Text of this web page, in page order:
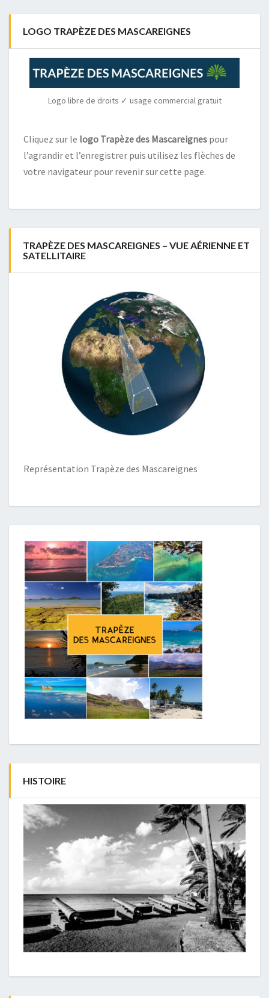
LOGO TRAPÈZE DES MASCAREIGNES
Logo libre de droits ✓ usage commercial gratuit
Cliquez sur le logo Trapèze des Mascareignes pour
l’agrandir et l’enregistrer puis utilisez les flèches de
votre navigateur pour revenir sur cette page.
TRAPÈZE DES MASCAREIGNES – VUE AÉRIENNE ET
SATELLITAIRE
Représentation Trapèze des Mascareignes
HISTOIRE